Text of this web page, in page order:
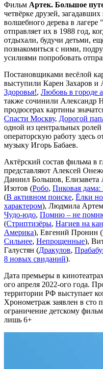
Фильм Артек. Большое
четвёрке друзей,
волшебного дерева в
отправляет их в 1988 год,
отдыхали, будучи детьми,
познакомиться с ними,
усилиями попробовать
Постановщиками весёлой
выступили Карен Захаров
Здоровья!, Любовь в городе
также сочинили Александр
продюсерах картины
Спасти Москву, Дорогой
одной из центральных
операторскую работу здесь
музыку Игорь Бабаев.
Актёрский состав фильма в
представляют Алексей
Даниил Большов,
Изотов (Робо, Пиковая дама:
(В активном поиске, Ёлки
характером), Людмила
Чудо-юдо, Помню – не
(Стриптизёры, Нагиев на
Америка), Евгений Пронин (
Сильнее, Непрощенные),
Галустян (Дракулов,
8 новых свиданий).
Дата премьеры в
ого апреля 2022-ого года.
территории РФ выступает
Хронометраж заявлен в сто
ограничение детскому
лишь 6+